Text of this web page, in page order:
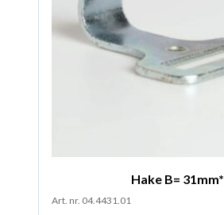
Hake B= 31mm*
Art. nr. 04.4431.01